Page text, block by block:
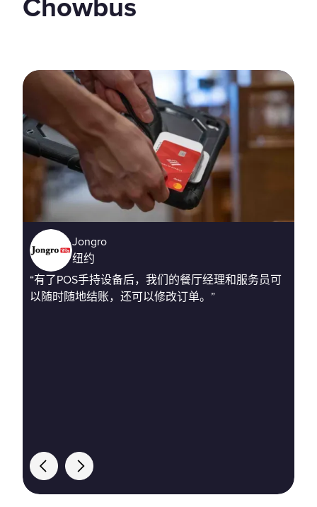
Chowbus
Jongro
纽约
“有了POS手持设备后，我们的餐厅经理和服务员可
以随时随地结账，还可以修改订单。”